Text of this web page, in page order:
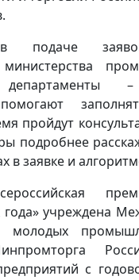
в подаче
министерства
помогают
пройдут
подробнее
в заявке и
учреждена
молодых
с